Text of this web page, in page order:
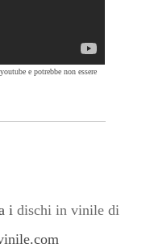
e potrebbe non essere
i dischi in vinile di